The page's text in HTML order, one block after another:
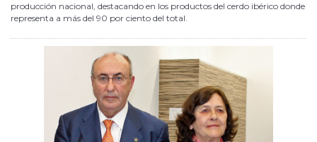
producción nacional, destacando en los productos del cerdo ibérico donde
representa a más del 90 por ciento del total.